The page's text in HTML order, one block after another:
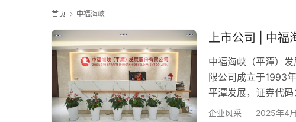
首页 中福海峡
上市公司 | 中福
中福海峡（平潭）
限公司成立于1993
平潭发展，证券代
林业产业化省级重
企业风采 2025年4